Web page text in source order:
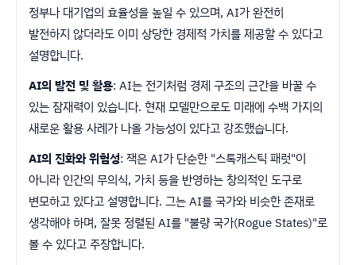
정부나 대기업의 효율성을 높일 수 있으며, AI가 완전히
발전하지 않더라도 이미 상당한 경제적 가치를 제공할 수 있다고
설명합니다.
AI의 발전 및 활용: AI는 전기처럼 경제 구조의 근간을 바꿀 수
있는 잠재력이 있습니다. 현재 모델만으로도 미래에 수백 가지의
새로운 활용 사례가 나올 가능성이 있다고 강조했습니다.
AI의 진화와 위험성: 잭은 AI가 단순한 "스톡캐스틱 패럿"이
아니라 인간의 무의식, 가치 등을 반영하는 창의적인 도구로
변모하고 있다고 설명합니다. 그는 AI를 국가와 비슷한 존재로
생각해야 하며, 잘못 정렬된 AI를 "불량 국가(Rogue States)"로
볼 수 있다고 주장합니다.